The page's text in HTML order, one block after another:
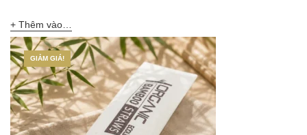
Thêm vào giỏ hàng
GIẢM GIÁ!